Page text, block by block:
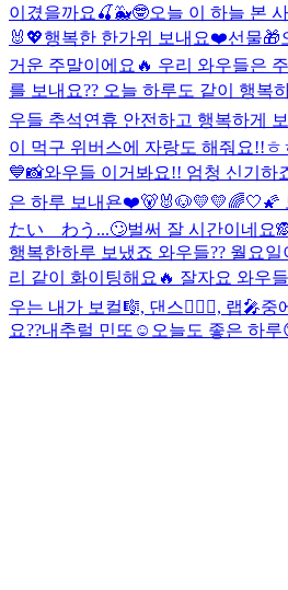
이겼을까요🍒🐳🤓오늘 이 하늘 본
🐰💖행복한 한가위 보내요❤️선물🎁
거운 주말이에요🔥 우리 와우들은
를 보내요?? 오늘 하루도 같이 행복
우들 추석연휴 안전하고 행복하게
이 먹구 위버스에 자랑도 해줘요!!ㅎ
💙📸와우들 이거봐요!! 엄청 신기
은 하루 보내욘❤️🐻🐰🐶💛💛🌈🤍🌠
たい わう...🙄벌써 잘 시간이네요
행복한하루 보냈죠 와우들?? 월요
리 같이 화이팅해요🔥 잘자요 와우
우는 내가 보컬🎼, 댄스🧍🏻‍♀️, 랩🎤중
요??내추럴 민또☺️ 오늘도 좋은 하루